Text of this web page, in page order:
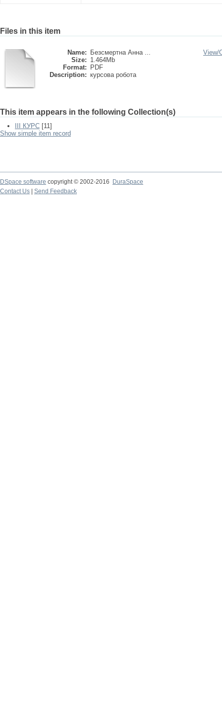
Files in this item
Name:
Безсмертна Анна ...
Size: 1.464Mb
Format:
PDF
Description: курсова робота
View/
This item appears in the following Collection(s)
III КУРС [11]
Show simple item record
DSpace software copyright © 2002-2016
DuraSpace
Contact Us
Send Feedback